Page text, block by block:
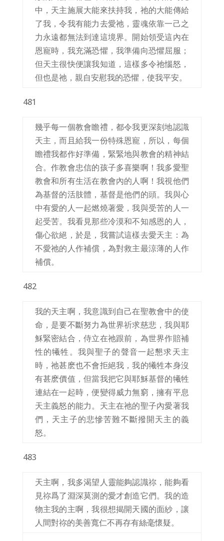
中，天主施展大能來扶持我，祂的大能傳給
了我，令我有能力去愛祂，靈魂依靠一己之
力永遠都無法到達這境界。開始領受這內在
恩寵時，我充滿恐懼，我準備向恐懼屈服；
但天主很快便讓我知道，這樣多令祂惱怒，
但也是祂，親自安慰我的恐懼，使我平安。
481
幾乎每一個教會瞻禮，都令我更深刻地認識
天主，而且給我一份特殊恩寵，所以，每個
瞻禮我都作好準備，緊緊地與教會的精神結
合。作教會忠信的孩子多喜樂啊！我多愛聖
教會和所有生活在教會內的人啊！我視他們
為基督的活肢體，基督是他們的頭。我與心
中有愛的人一起燃燒著愛，我與受苦的人一
起受苦。我看見那些冷漠和不知感恩的人，
傷心欲絕，於是，我嘗試這樣去愛天主：為
不愛祂的人作補償，為對救主最涼薄的人作
補償。
482
我的天主啊，我意識到自己在聖教會中的使
命，是要不斷努力為世界祈求慈悲，我與耶
穌緊密結合，侍立在祂跟前，為世界作賠補
性的犧牲。我與聖子的聲音一起懇求天主
時，祂甚麽也不會拒絕我，我的犧牲本身沒
有甚麽價值，但當我把它與耶穌基督的犧牲
連結在一起時，便變得威力無窮，擁有平息
天主義怒的能力。天主在祂的聖子內愛著我
們，天主子的悲慘苦難不斷撥開天主的義
怒。
483
天主啊，我多渴望人靈能夠認識祢，能夠看
見祢爲了淵深莫測的愛才創造它們。我的造
物主我的主啊，我很想揭開天國的面紗，讓
人間對祢的美善寬仁不再存有絲毫懷疑。